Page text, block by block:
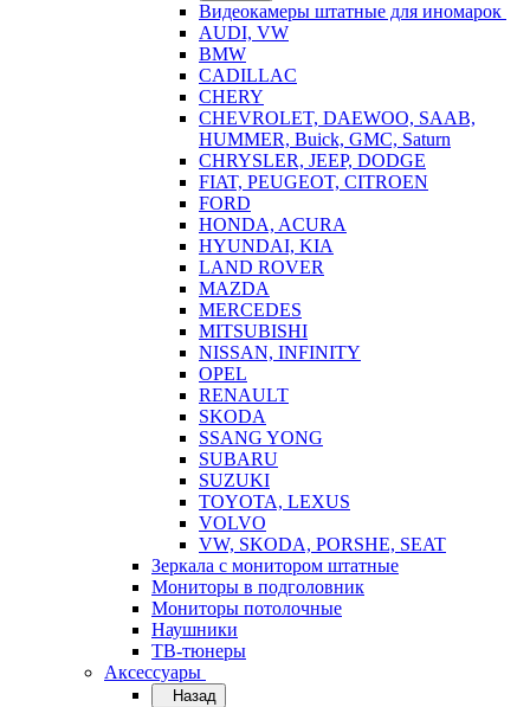
Видеокамеры штатные для иномарок
AUDI, VW
BMW
CADILLAC
CHERY
CHEVROLET, DAEWOO, SAAB,
HUMMER, Buick, GMC, Saturn
CHRYSLER, JEEP, DODGE
FIAT, PEUGEOT, CITROEN
FORD
HONDA, ACURA
HYUNDAI, KIA
LAND ROVER
MAZDA
MERCEDES
MITSUBISHI
NISSAN, INFINITY
OPEL
RENAULT
SKODA
SSANG YONG
SUBARU
SUZUKI
TOYOTA, LEXUS
VOLVO
VW, SKODA, PORSHE, SEAT
Зеркала с монитором штатные
Мониторы в подголовник
Мониторы потолочные
Наушники
ТВ-тюнеры
Аксессуары
Назад